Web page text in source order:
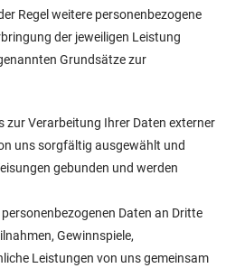
Regel weitere personenbezogene
der jeweiligen Leistung
Grundsätze zur
zur Verarbeitung Ihrer Daten externer
uns sorgfältig ausgewählt und
gebunden und werden
Daten an Dritte
Gewinnspiele,
Leistungen von uns gemeinsam